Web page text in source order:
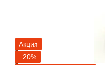
Акция
−20%